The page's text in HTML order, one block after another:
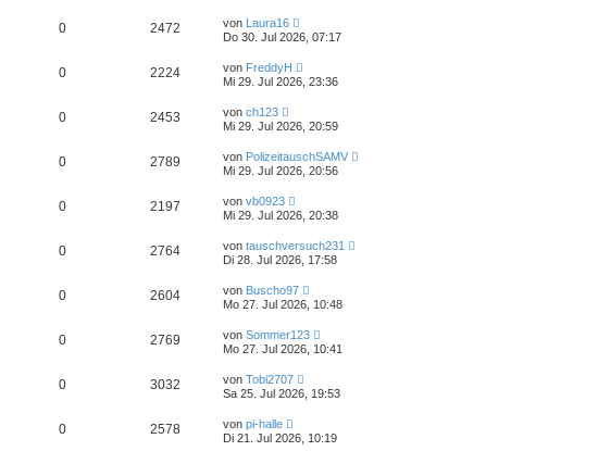
0 2472 von Laura16
Do 30. Jul 2026, 07:17
0 2224 von FreddyH
Mi 29. Jul 2026, 23:36
0 2453 von ch123
Mi 29. Jul 2026, 20:59
0 2789 von PolizeitauschSAMV
Mi 29. Jul 2026, 20:56
0 2197 von vb0923
Mi 29. Jul 2026, 20:38
0 2764 von tauschversuch231
Di 28. Jul 2026, 17:58
0 2604 von Buscho97
Mo 27. Jul 2026, 10:48
0 2769 von Sommer123
Mo 27. Jul 2026, 10:41
0 3032 von Tobi2707
Sa 25. Jul 2026, 19:53
0 2578 von pi-halle
Di 21. Jul 2026, 10:19